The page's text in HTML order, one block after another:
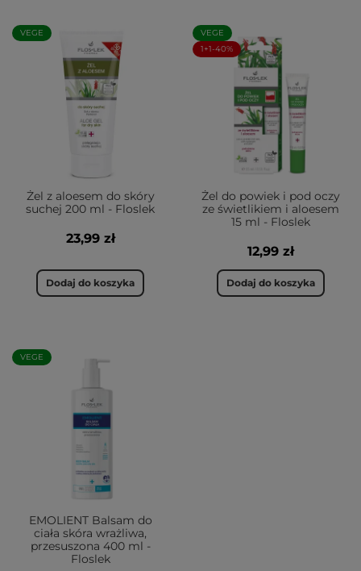
VEGE
Żel z aloesem do skóry
suchej 200 ml - Floslek
23,99 zł
Dodaj do koszyka
VEGE
1+1-40%
Żel do powiek i pod oczy
ze świetlikiem i aloesem
15 ml - Floslek
12,99 zł
Dodaj do koszyka
VEGE
EMOLIENT Balsam do
ciała skóra wrażliwa,
przesuszona 400 ml -
Floslek